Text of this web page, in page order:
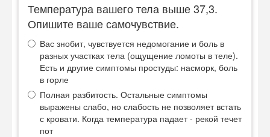
Температура вашего тела выше 37,3.
Опишите ваше самочувствие.
Вас знобит, чувствуется недомогание и боль в
разных участках тела (ощущение ломоты в теле).
Есть и другие симптомы простуды: насморк, боль
в горле
Полная разбитость. Остальные симптомы
выражены слабо, но слабость не позволяет встать
с кровати. Когда температура падает - рекой течет
пот